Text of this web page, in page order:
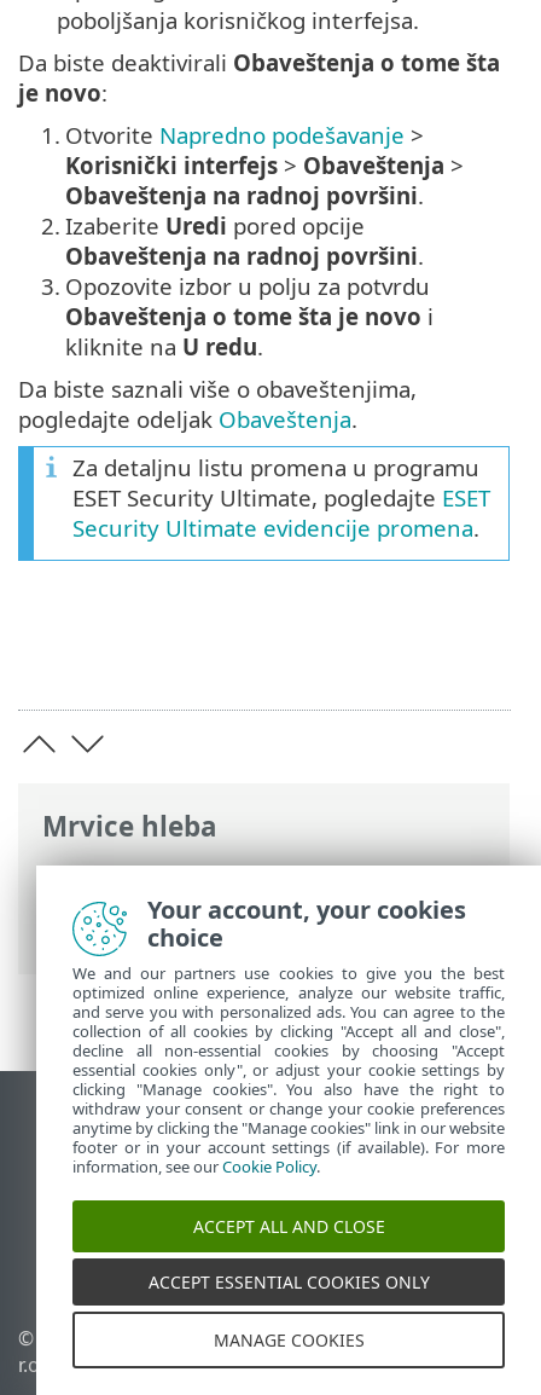
Mrvice hleba
ESET pomoć na mreži>ESET Security
Ultimate
>ESET Security Ultimate>
Novine
poboljšanja korisničkog interfejsa.
Da biste deaktivirali Obaveštenja o tome šta
je novo:
1. Otvorite Napredno podešavanje >
Korisnički interfejs > Obaveštenja >
Obaveštenja na radnoj površini.
2. Izaberite Uredi pored opcije
Obaveštenja na radnoj površini.
3. Opozovite izbor u polju za potvrdu
Obaveštenja o tome šta je novo i
kliknite na U redu.
Da biste saznali više o obaveštenjima,
pogledajte odeljak Obaveštenja.
Za detaljnu listu promena u programu
ESET Security Ultimate, pogledajte ESET
Security Ultimate evidencije promena.
Prikaži lokaciju za računare
End of Life
ESET Forum
ESET baza znanja
ESET Status Portal
Regionalna podrška
© 1992 - 2026 ESET, spol. s
r.o. - Sva prava zadržana.
Upravljanje kolačićima
Smernice u vezi sa
Your account, your cookies
choice
We and our partners use cookies to give you the best
optimized online experience, analyze our website traffic,
and serve you with personalized ads. You can agree to the
collection of all cookies by clicking "Accept all and close",
decline all non-essential cookies by choosing "Accept
essential cookies only", or adjust your cookie settings by
clicking "Manage cookies". You also have the right to
withdraw your consent or change your cookie preferences
anytime by clicking the "Manage cookies" link in our website
footer or in your account settings (if available). For more
information, see ourCookie Policy.
ACCEPT ALL AND CLOSE
ACCEPT ESSENTIAL COOKIES ONLY
MANAGE COOKIES